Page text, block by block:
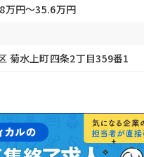
万円〜35.6万円
菊水上町四条2丁目359番1